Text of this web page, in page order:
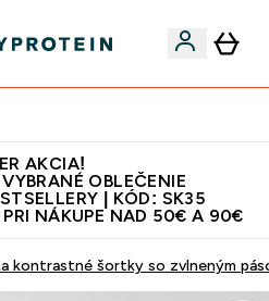
AKCIA!
OBLEČENIE
| KÓD: SK35
NÁKUPE NAD 50€ A 90€
kontrastné šortky so zvlneným